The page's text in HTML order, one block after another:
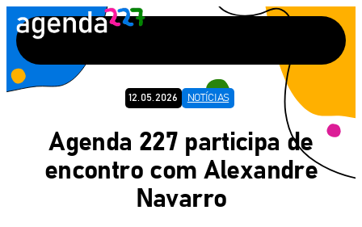
para
conteúdo
12.05.2026 NOTÍCIAS
Agenda 227 participa de
encontro com Alexandre
Navarro